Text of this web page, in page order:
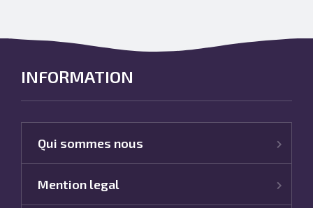
INFORMATION
Qui sommes nous
Mention legal